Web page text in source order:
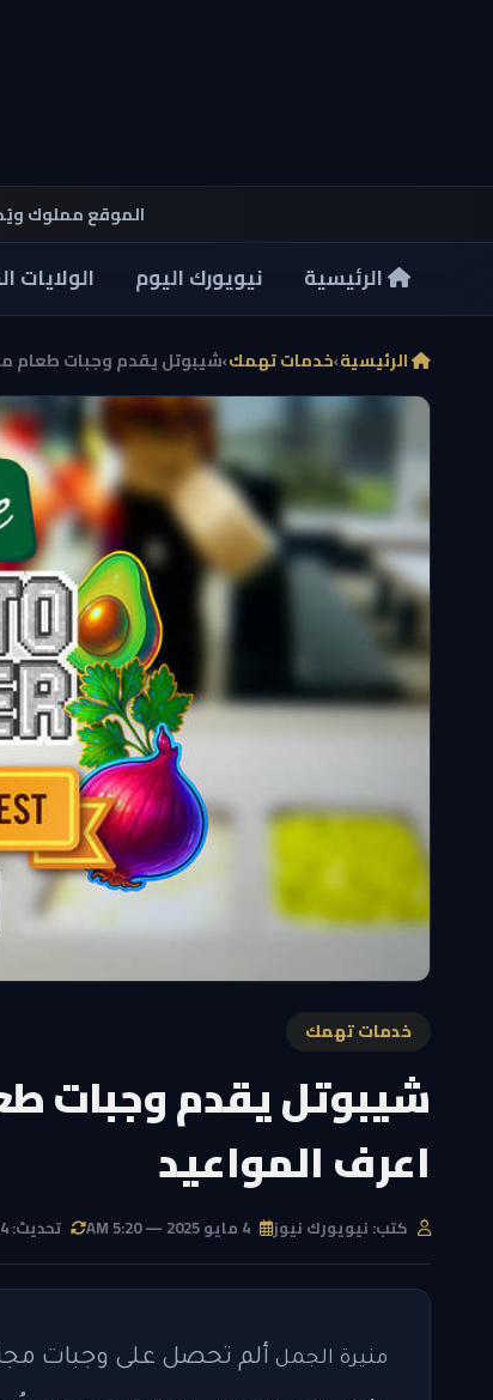
الموقع مملوك
الرئيسية نيويورك اليوم الولايات
الرئيسية›خدمات تهمك›شيبوتل يقدم وجبات طعام مجانية
خدمات تهمك
اعرف المواعيد
كتب: نيويورك نيوز تحديث: 4 أغسطس 2026 — 11:59 AM
منيرة الجمل ألم تحصل على وجبات